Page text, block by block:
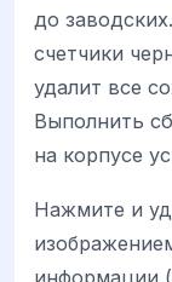
до
счетчики
удалит все
Выполнить
на корпусе
Нажмите и
информации